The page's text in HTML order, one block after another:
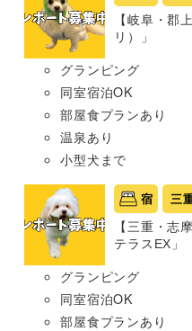
【岐阜・郡
リ）」
グランピング
同室宿泊OK
部屋食プランあり
温泉あり
小型犬まで
宿 三
【三重・志
テラスEX」
グランピング
同室宿泊OK
部屋食プランあり